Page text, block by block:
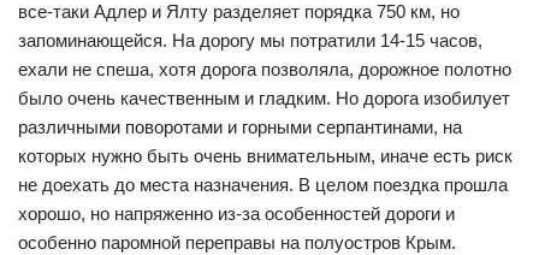
все-таки Адлер и Ялту разделяет порядка 750 км, но
запоминающейся. На дорогу мы потратили 14-15 часов,
ехали не спеша, хотя дорога позволяла, дорожное полотно
было очень качественным и гладким. Но дорога изобилует
различными поворотами и горными серпантинами, на
которых нужно быть очень внимательным, иначе есть риск
не доехать до места назначения. В целом поездка прошла
хорошо, но напряженно из-за особенностей дороги и
особенно паромной переправы на полуостров Крым.